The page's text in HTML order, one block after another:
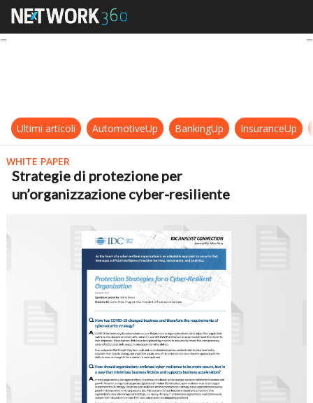
Strategie di protezione per
Ultimi articoli AutomotiveUp BankingUp InsuranceUp
WHITE PAPER
Strategie di protezione per
un’organizzazione cyber-resiliente